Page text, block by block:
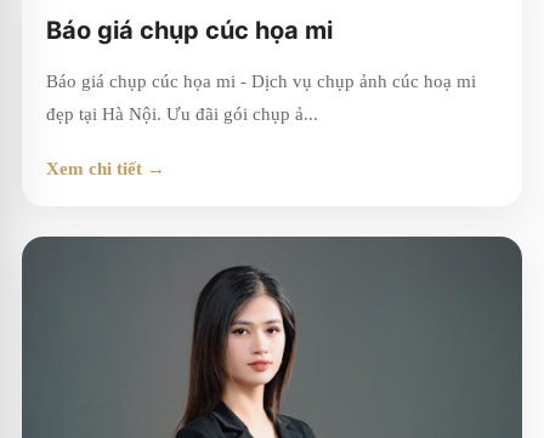
Báo giá chụp cúc họa mi
Báo giá chụp cúc họa mi - Dịch vụ chụp ảnh cúc hoạ mi
đẹp tại Hà Nội. Ưu đãi gói chụp ả...
Xem chi tiết →